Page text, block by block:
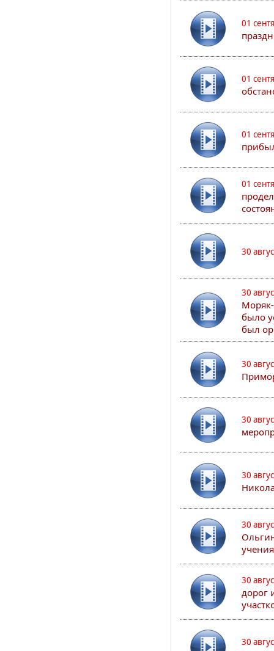
01
01
01
01
30
30
было
был
30
30
30
30
30
дорог
30